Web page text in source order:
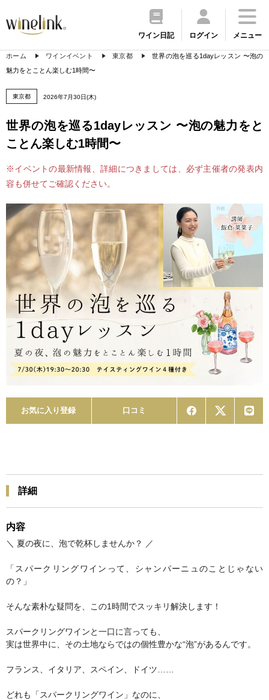
ワイン日記 ログイン メニュー
ホーム ワインイベント 東京都
世界の泡を巡る1dayレッスン 〜泡の
魅力をとことん楽しむ1時間〜
東京都 2026年7月30日(木)
世界の泡を巡る1dayレッスン 〜泡の魅力をと
ことん楽しむ1時間〜
※イベントの最新情報、詳細につきましては、必ず主催者の発表内
容も併せてご確認ください。
お気に入り登録 口コミ
詳細
内容
＼ 夏の夜に、泡で乾杯しませんか？ ／
「スパークリングワインって、シャンパーニュのことじゃない
の？」
そんな素朴な疑問を、この1時間でスッキリ解決します！
スパークリングワインと一口に言っても、
実は世界中に、その土地ならではの個性豊かな“泡”があるんです。
フランス、イタリア、スペイン、ドイツ……
どれも「スパークリングワイン」なのに、